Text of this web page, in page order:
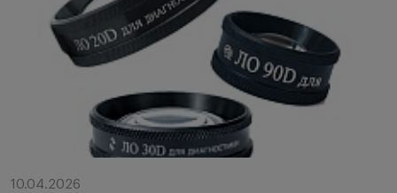
10.04.2026